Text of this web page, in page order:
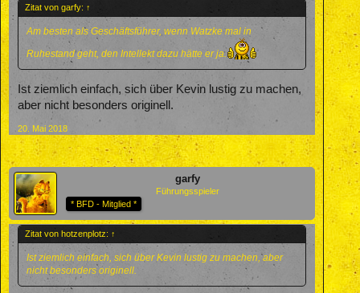
Zitat von garfy: ↑
Am besten als Geschäftsführer, wenn Watzke mal in
Ruhestand geht, den Intellekt dazu hätte er ja.
Ist ziemlich einfach, sich über Kevin lustig zu machen,
aber nicht besonders originell.
20. Mai 2018
garfy
Führungsspieler
* BFD - Mitglied *
Zitat von hotzenplotz: ↑
Ist ziemlich einfach, sich über Kevin lustig zu machen, aber
nicht besonders originell.